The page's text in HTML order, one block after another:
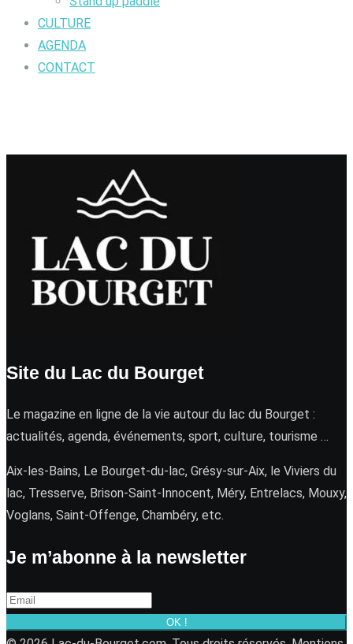
CULTURE
AGENDA
CONTACT
Site du Lac du Bourget
Le magazine en ligne de la vie autour du lac du Bourget :
actualités, agenda, événements, sport, culture, tourisme …
Aix-les-Bains, Le Bourget-du-lac, Grésy-sur-Aix, le Viviers du
lac, Tresserve, Brison-Saint-Innocent, Méry, Entrelacs, Mouxy,
Voglans, Saint-Offenge, Chambéry, etc.
Je m’abonne à la newsletter
OK !